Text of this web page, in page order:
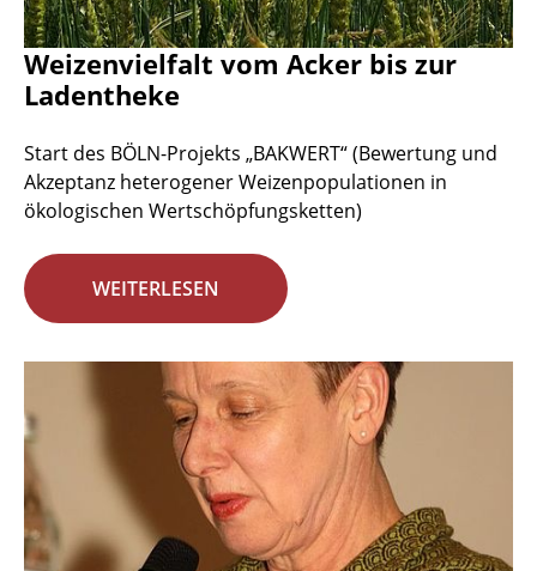
Weizenvielfalt vom Acker bis zur
Ladentheke
Start des BÖLN-Projekts „BAKWERT“ (Bewertung und
Akzeptanz heterogener Weizenpopulationen in
ökologischen Wertschöpfungsketten)
WEITERLESEN